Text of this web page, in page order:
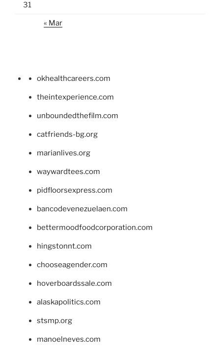
31
« Mar
okhealthcareers.com
theintexperience.com
unboundedthefilm.com
catfriends-bg.org
marianlives.org
waywardtees.com
pidfloorsexpress.com
bancodevenezuelaen.com
bettermoodfoodcorporation.com
hingstonnt.com
chooseagender.com
hoverboardssale.com
alaskapolitics.com
stsmp.org
manoelneves.com